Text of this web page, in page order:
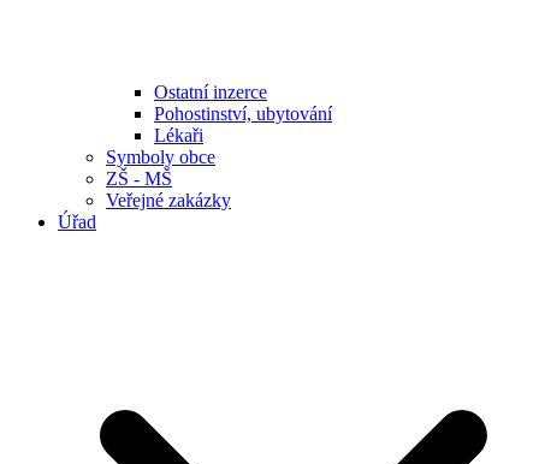
Ostatní inzerce
Pohostinství, ubytování
Lékaři
Symboly obce
ZŠ - MŠ
Veřejné zakázky
Úřad